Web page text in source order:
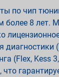
по чип
более 8 лет.
диагностики
(Flex, Kess
что